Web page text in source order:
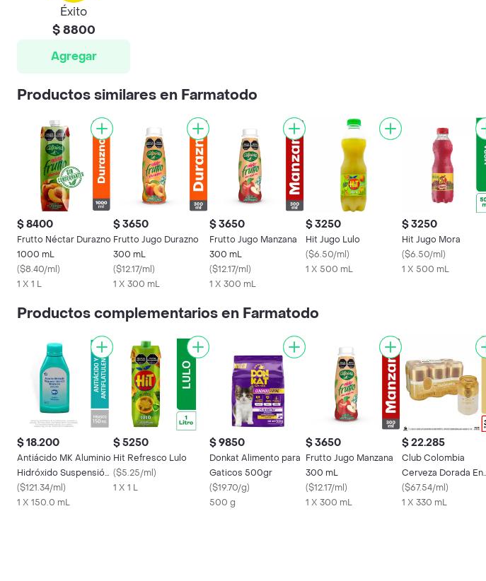
Éxito
$ 8800
Agregar
Productos similares en Farmatodo
$ 8400
Frutto Néctar Durazno
1000 mL
($8.40/ml)
1 X 1 L
$ 3650
Frutto Jugo Durazno
300 mL
($12.17/ml)
1 X 300 mL
$ 3650
Frutto Jugo Manzana
300 mL
($12.17/ml)
1 X 300 mL
$ 3250
Hit Jugo Lulo
($6.50/ml)
1 X 500 mL
$ 3250
Hit Jugo Mora
($6.50/ml)
1 X 500 mL
Productos complementarios en Farmatodo
$ 18.200
Antiácido MK Aluminio
Hidróxido Suspensión
Oral
($121.34/ml)
1 X 150.0 mL
$ 5250
Hit Refresco Lulo
($5.25/ml)
1 X 1 L
$ 9850
Donkat Alimento para
Gaticos 500gr
($19.70/g)
500 g
$ 3650
Frutto Jugo Manzana
300 mL
($12.17/ml)
1 X 300 mL
$ 22.285
Club Colombia
Cerveza Dorada En
Lata 330 ML X6 Unds
($67.54/ml)
1 X 330 mL